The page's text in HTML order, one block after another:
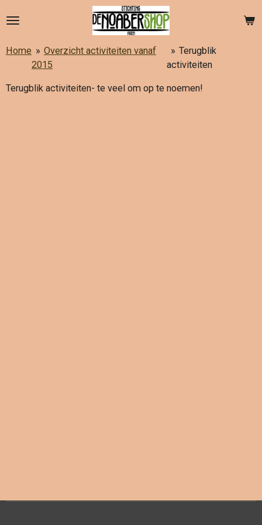
direct
de
hoofdinhoud
Home » Overzicht activiteiten vanaf
2015
» Terugblik
activiteiten
Terugblik activiteiten- te veel om op te noemen!